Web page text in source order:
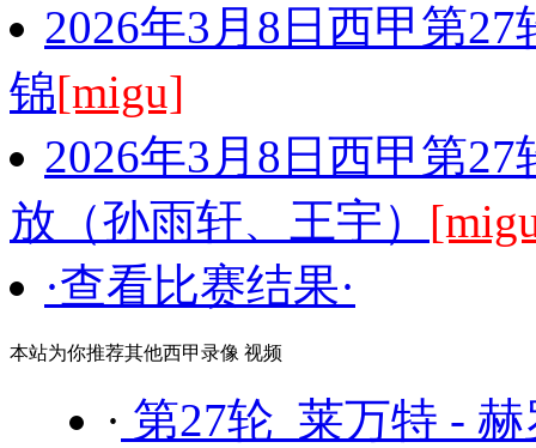
2026年3月8日西甲第
锦[migu]
2026年3月8日西甲第
放（孙雨轩、王宇）
·查看比赛结果·
本站为你推荐其他西甲录像 视频
· 第27轮 莱万特 -